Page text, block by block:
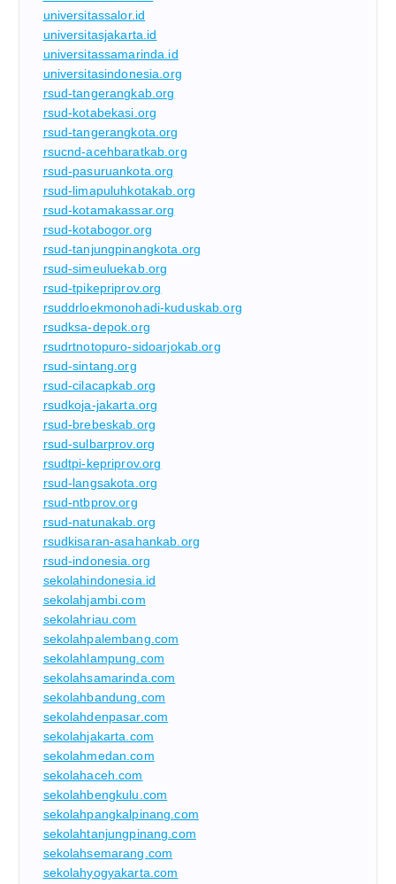
universitassalor.id
universitasjakarta.id
universitassamarinda.id
universitasindonesia.org
rsud-tangerangkab.org
rsud-kotabekasi.org
rsud-tangerangkota.org
rsucnd-acehbaratkab.org
rsud-pasuruankota.org
rsud-limapuluhkotakab.org
rsud-kotamakassar.org
rsud-kotabogor.org
rsud-tanjungpinangkota.org
rsud-simeuluekab.org
rsud-tpikepriprov.org
rsuddrloekmonohadi-kuduskab.org
rsudksa-depok.org
rsudrtnotopuro-sidoarjokab.org
rsud-sintang.org
rsud-cilacapkab.org
rsudkoja-jakarta.org
rsud-brebeskab.org
rsud-sulbarprov.org
rsudtpi-kepriprov.org
rsud-langsakota.org
rsud-ntbprov.org
rsud-natunakab.org
rsudkisaran-asahankab.org
rsud-indonesia.org
sekolahindonesia.id
sekolahjambi.com
sekolahriau.com
sekolahpalembang.com
sekolahlampung.com
sekolahsamarinda.com
sekolahbandung.com
sekolahdenpasar.com
sekolahjakarta.com
sekolahmedan.com
sekolahaceh.com
sekolahbengkulu.com
sekolahpangkalpinang.com
sekolahtanjungpinang.com
sekolahsemarang.com
sekolahyogyakarta.com